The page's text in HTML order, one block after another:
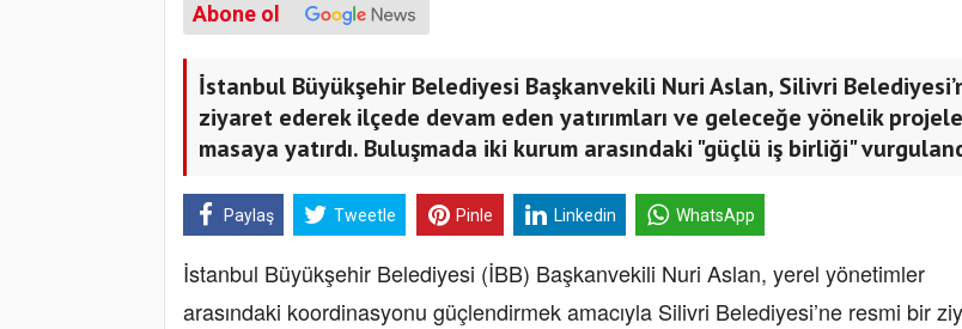
Abone ol
İstanbul Büyükşehir Belediyesi Başkanvekili Nuri Aslan, Silivri
ziyaret ederek ilçede devam eden yatırımları ve geleceğe yönelik
masaya yatırdı. Buluşmada iki kurum arasındaki "güçlü iş birliği"
Paylaş Tweetle Pinle Linkedin WhatsApp
İstanbul Büyükşehir Belediyesi (İBB) Başkanvekili Nuri Aslan, yerel yönetimler
arasındaki koordinasyonu güçlendirmek amacıyla Silivri Belediyesi’ne resmi bir